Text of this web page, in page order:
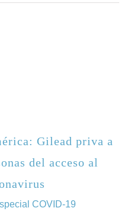
Gilead priva a
del acceso al
COVID-19